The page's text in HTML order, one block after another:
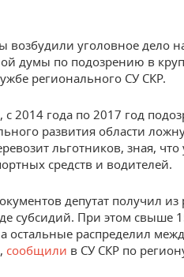
возбудили уголовное дело
думы по подозрению в
регионального СУ СКР.
с 2014 года по 2017 год
развития области
льготников, зная, что
средств и водителей.
депутат получил
субсидий. При этом свыше
остальные распределил
сообщили в СУ СКР по